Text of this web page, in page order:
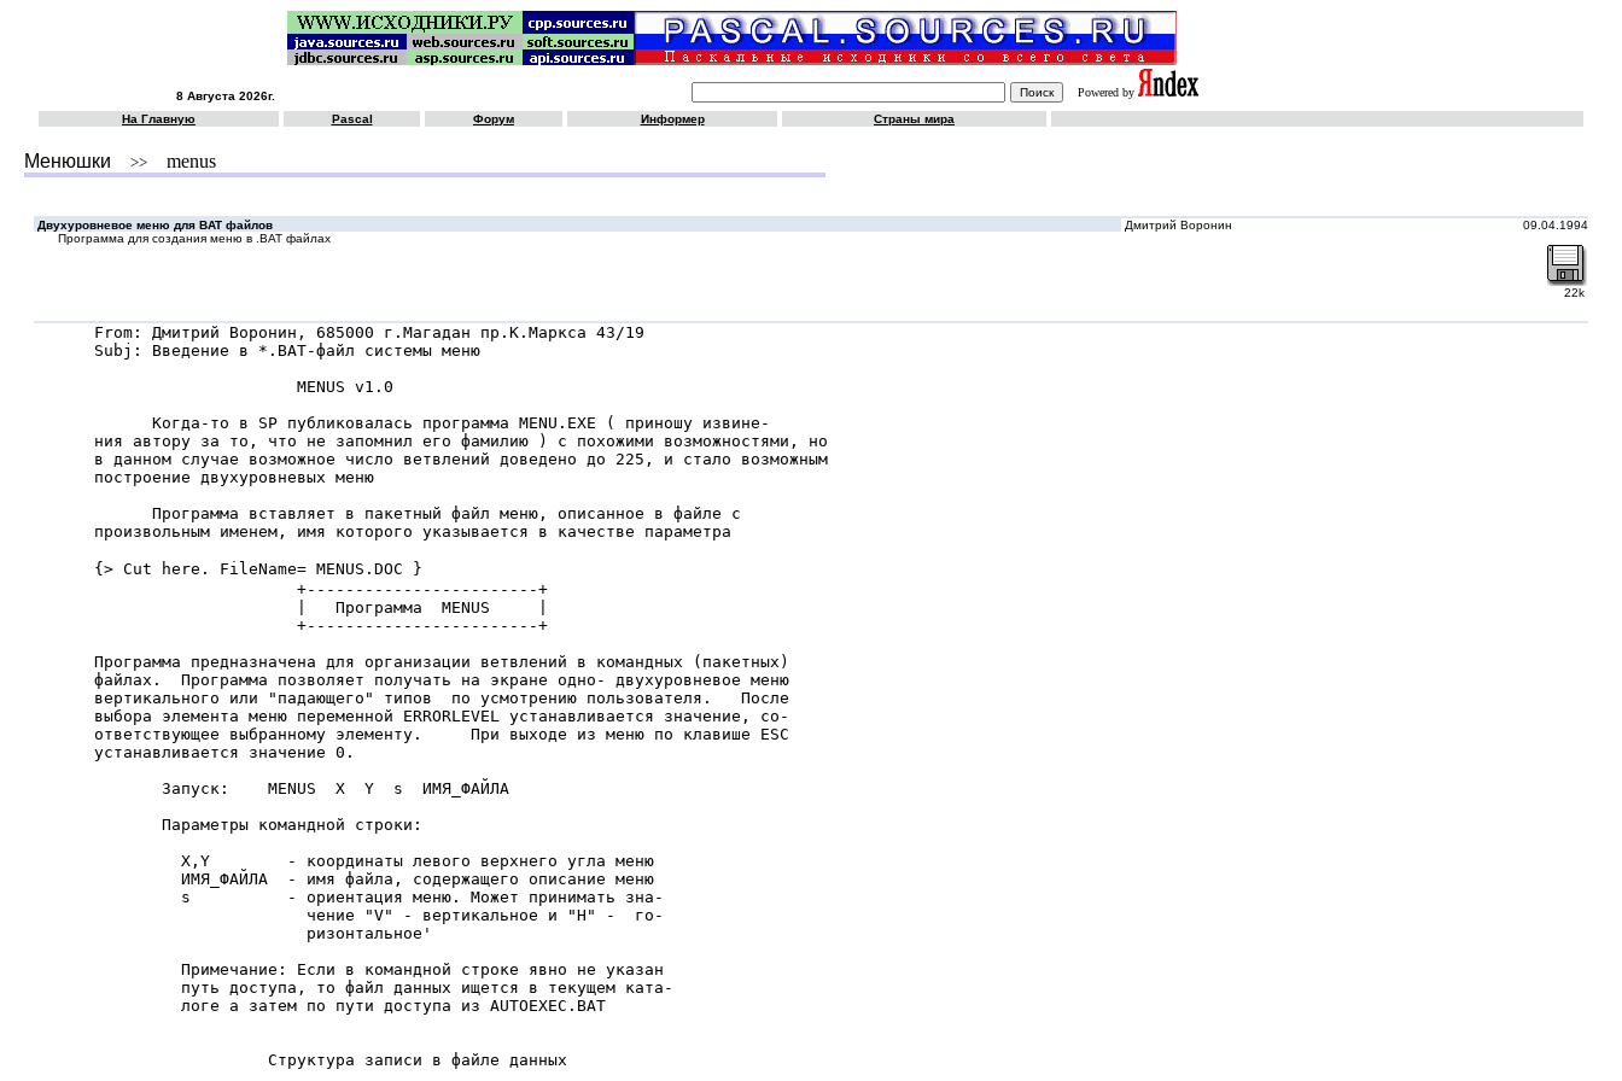
8 Августа 2026г.
Powered by
На Главную
Pascal Форум Информер Страны мира
Менюшки >> menus
Двухуровневое меню для BAT файлов Дмитрий Воронин
09.04.1994
Программа для создания меню в .BAT файлах
22k
From: Дмитрий Воронин, 685000 г.Магадан пр.К.Маркса 43/19
Subj: Введение в *.BAT-файл системы меню
                     MENUS v1.0
      Когда-то в SP публиковалась программа MENU.EXE ( приношу извине-
ния автору за то, что не запомнил его фамилию ) с похожими возможностями, но
в данном случае возможное число ветвлений доведено до 225, и стало возможным
построение двухуровневых меню
      Программа вставляет в пакетный файл меню, описанное в файле с
произвольным именем, имя которого указывается в качестве параметра
{> Cut here. FileName= MENUS.DOC }
                     +------------------------+
                     |   Программа  MENUS     |
                     +------------------------+
Программа предназначена для организации ветвлений в командных (пакетных)
файлах.  Программа позволяет получать на экране одно- двухуровневое меню
вертикального или "падающего" типов  по усмотрению пользователя.   После
выбора элемента меню переменной ERRORLEVEL устанавливается значение, со-
ответствующее выбранному элементу.     При выходе из меню по клавише ESC
устанавливается значение 0.
       Запуск:    MENUS  X  Y  s  ИМЯ_ФАЙЛА
       Параметры командной строки:
         Х,Y        - координаты левого верхнего угла меню
         ИМЯ_ФАЙЛА  - имя файла, содержащего описание меню
         s          - ориентация меню. Может принимать зна-
                      чение "V" - вертикальное и "H" -  го-
                      ризонтальное'
         Примечание: Если в командной строке явно не указан
         путь доступа, то файл данных ищется в текущем ката-
         логе а затем по пути доступа из AUTOEXEC.BAT
                  Структура записи в файле данных